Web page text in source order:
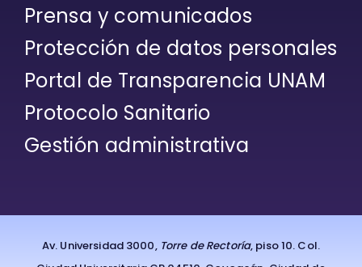
Prensa y comunicados
Protección de datos personales
Portal de Transparencia UNAM
Protocolo Sanitario
Gestión administrativa
Av. Universidad 3000, Torre de Rectoría, piso 10. Col.